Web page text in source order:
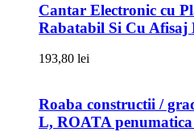
Cantar Electronic cu
Rabatabil Si Cu Afisaj
193,80 lei
Roaba constructii /
L, ROATA penumatica